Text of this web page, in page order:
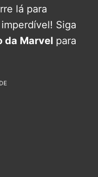
lá para
Siga
da Marvel para